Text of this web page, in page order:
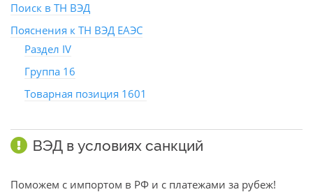
Поиск в ТН ВЭД
Пояснения к ТН ВЭД ЕАЭС
Раздел IV
Группа 16
Товарная позиция 1601
ВЭД в условиях санкций
Поможем с импортом в РФ и с платежами за рубеж!